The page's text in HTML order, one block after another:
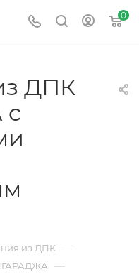
0
ДПК
c
из ДПК —
—